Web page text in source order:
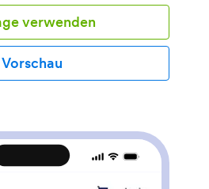
erfassen. Eine
wird sicher in Ihrem
und kann von jedem Gerät
werden.
App an das
eigenes App-Symbol zu
- ganz ohne
Wenn Sie fertig sind, können
verwenden
Vorschau